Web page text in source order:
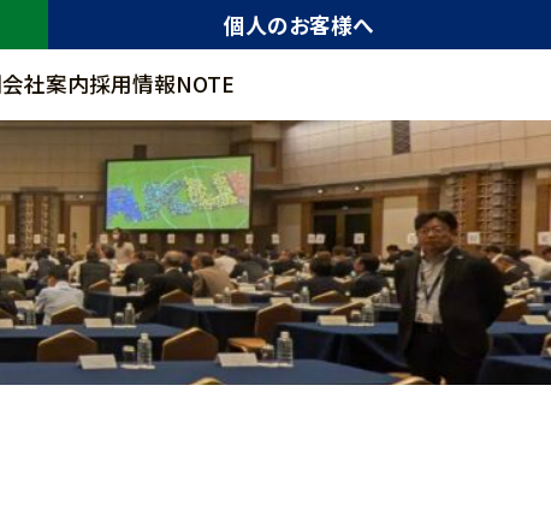
個人のお客様へ
会社案内採用情報NOTE